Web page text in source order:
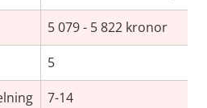
5 079 - 5 822 kronor
5
7-14